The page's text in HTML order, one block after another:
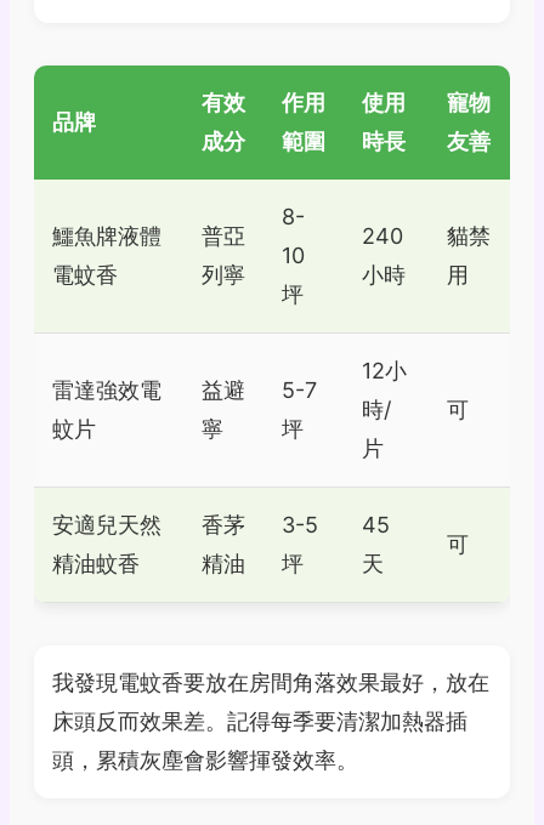
品牌
有效
成分
作用
範圍
使用
時長
寵物
友善
鱷魚牌液體
電蚊香
普亞
列寧
8-
10
坪
240
小時
貓禁
用
雷達強效電
蚊片
益避
寧
5-7
坪
12小
時/
片
可
安適兒天然
精油蚊香
香茅
精油
3-5
坪
45
天
可
我發現電蚊香要放在房間角落效果最好，放在
床頭反而效果差。記得每季要清潔加熱器插
頭，累積灰塵會影響揮發效率。